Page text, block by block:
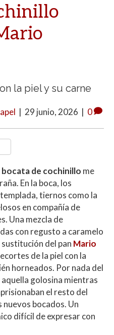
la piel y su carne
| 29 junio, 2026 | 0
bocata de cochinillo me
En la boca, los
tiernos como la
en compañía de
Una mezcla de
con regusto a caramelo
sustitución del pan Mario
de la piel con la
horneados. Por nada del
golosina mientras
el resto del
bocados. Un
difícil de expresar con